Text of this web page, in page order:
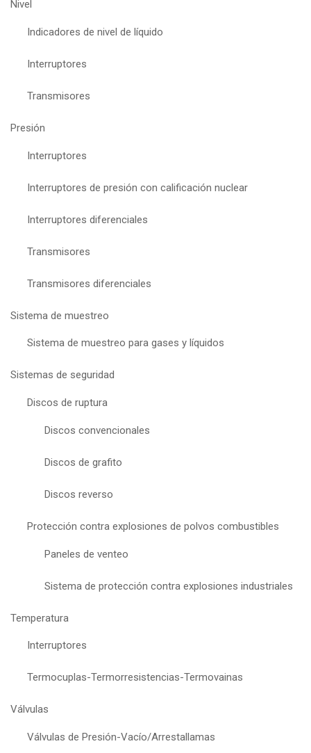
Nivel
Indicadores de nivel de líquido
Interruptores
Transmisores
Presión
Interruptores
Interruptores de presión con calificación nuclear
Interruptores diferenciales
Transmisores
Transmisores diferenciales
Sistema de muestreo
Sistema de muestreo para gases y líquidos
Sistemas de seguridad
Discos de ruptura
Discos convencionales
Discos de grafito
Discos reverso
Protección contra explosiones de polvos combustibles
Paneles de venteo
Sistema de protección contra explosiones industriales
Temperatura
Interruptores
Termocuplas-Termorresistencias-Termovainas
Válvulas
Válvulas de Presión-Vacío/Arrestallamas